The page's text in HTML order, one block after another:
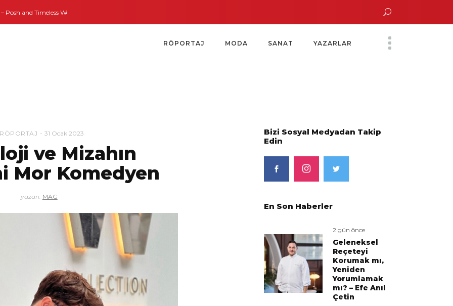
Weddings Bodrum’dan İngiltere’ye Kısa Bir Yolculuk Yoko Ono Sergisi Özel Bir Davetle Açıldı
RÖPORTAJ MODA SANAT YAZARLAR
RÖPORTAJ 31 Ocak 2023
ve Mizahın
Mor Komedyen
yazan: MAG
Bizi Sosyal Medyadan Takip
Edin
En Son Haberler
2 gün önce
Geleneksel
Reçeteyi
Korumak mı,
Yeniden
Yorumlamak
mı? – Efe Anıl
Çetin